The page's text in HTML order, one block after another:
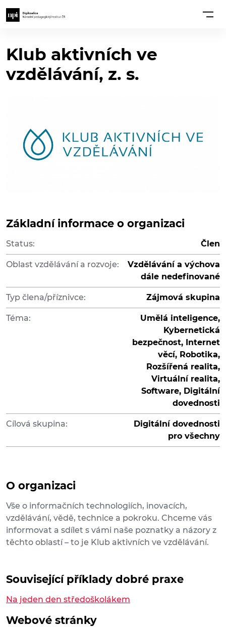
Klub aktivních ve
vzdělávání, z. s.
Základní informace o organizaci
Status: Člen
Oblast vzdělávání a rozvoje:
Vzdělávání a výchova
dále nedefinované
Typ člena/příznivce: Zájmová skupina
Téma:
Umělá inteligence,
Kybernetická
bezpečnost, Internet
věcí, Robotika,
Rozšířená realita,
Virtuální realita,
Software, Digitální
dovednosti
Cílová skupina:
Digitální dovednosti
pro všechny
O organizaci
Vše o informačních technologiích, inovacích,
vzdělávání, vědě, technice a pokroku. Chceme vás
informovat a sdílet s vámi naše poznatky a názory z
těchto oblastí – to je Klub aktivních ve vzdělávání.
Související příklady dobré praxe
Na jeden den středoškolákem
Webové stránky